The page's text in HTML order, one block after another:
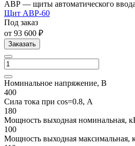
АВР — щиты автоматического ввода
Щит АВР-60
Под заказ
от 93 600 ₽
Заказать
Номинальное напряжение, В
400
Сила тока при cos=0.8, А
180
Мощность выходная номинальная,
100
Мощность выходная максимальная,